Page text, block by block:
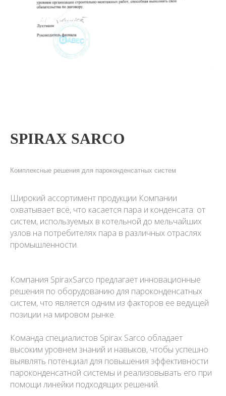
SPIRAX SARCO
Комплексные решения для пароконденсатных систем
Широкий ассортимент продукции Компании
охватывает всё, что касается пара и конденсата: от
систем, используемых в котельной до мельчайших
узлов на потребителях пара в различных отраслях
промышленности.
Компания SpiraxSarco предлагает инновационные
решения по оборудованию для пароконденсатных
систем, что является одним из факторов ее ведущей
позиции на мировом рынке.
Команда специалистов Spirax Sarco обладает
высоким уровнем знаний и навыков, чтобы успешно
выявлять потенциал для повышения эффективности
пароконденсатной системы и реализовывать его при
помощи линейки подходящих решений.